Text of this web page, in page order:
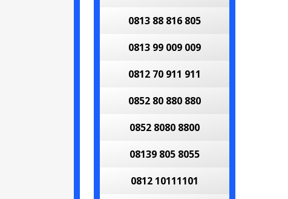
0813 88 816 805
0813 99 009 009
0812 70 911 911
0852 80 880 880
0852 8080 8800
08139 805 8055
0812 10111101